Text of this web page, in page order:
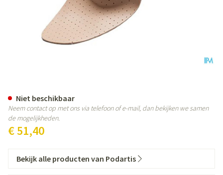
€ 51,40
Niet beschikbaar
Neem contact op met ons via telefoon of e-mail, dan bekijken we samen
de mogelijkheden.
Bekijk alle producten van Podartis